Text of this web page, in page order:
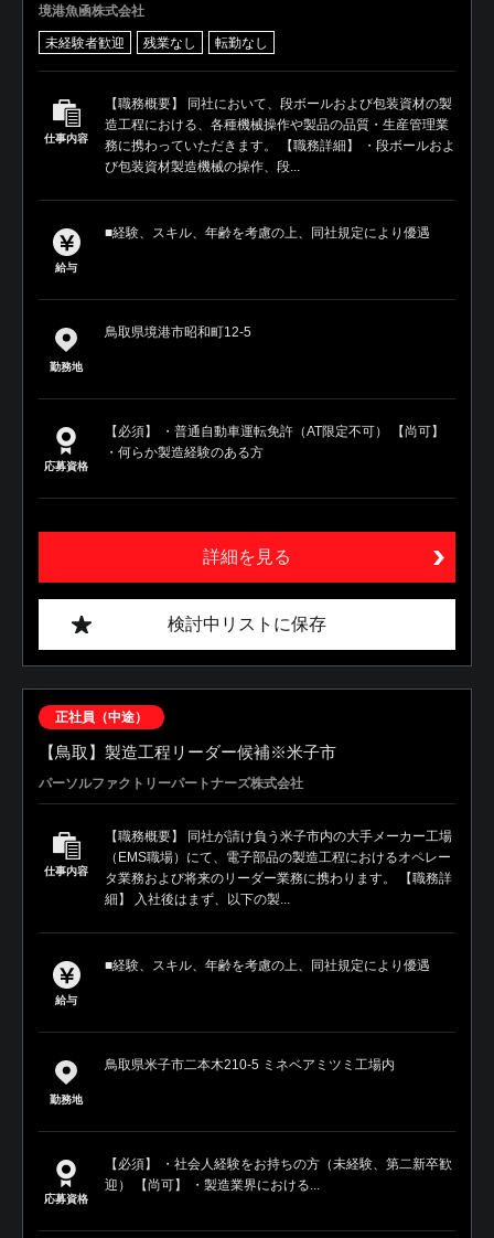
境港魚凾株式会社
未経験者歓迎 残業なし 転勤なし
仕事内容
【職務概要】 同社において、段ボールおよび包装資材の製
造工程における、各種機械操作や製品の品質・生産管理業
務に携わっていただきます。 【職務詳細】 ・段ボールおよ
び包装資材製造機械の操作、段...
給与
■経験、スキル、年齢を考慮の上、同社規定により優遇
勤務地
鳥取県境港市昭和町12-5
応募資格
【必須】 ・普通自動車運転免許（AT限定不可） 【尚可】
・何らか製造経験のある方
詳細を見る
検討中リストに保存
正社員（中途）
【鳥取】製造工程リーダー候補※米子市
パーソルファクトリーパートナーズ株式会社
仕事内容
【職務概要】 同社が請け負う米子市内の大手メーカー工場
（EMS職場）にて、電子部品の製造工程におけるオペレー
タ業務および将来のリーダー業務に携わります。 【職務詳
細】 入社後はまず、以下の製...
給与
■経験、スキル、年齢を考慮の上、同社規定により優遇
勤務地
鳥取県米子市二本木210-5 ミネベアミツミ工場内
応募資格
【必須】 ・社会人経験をお持ちの方（未経験、第二新卒歓
迎） 【尚可】 ・製造業界における...